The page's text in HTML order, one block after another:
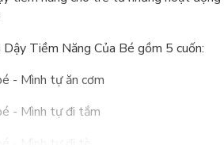
Dậy Tiềm Năng Của Bé gồm 5 cuốn:
- Mình tự ăn cơm
- Mình tự đi tắm